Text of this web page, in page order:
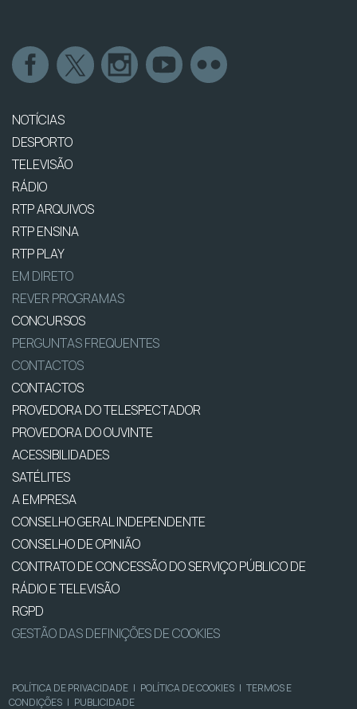
NOTÍCIAS
DESPORTO
TELEVISÃO
RÁDIO
RTP ARQUIVOS
RTP ENSINA
RTP PLAY
EM DIRETO
REVER PROGRAMAS
CONCURSOS
PERGUNTAS FREQUENTES
CONTACTOS
CONTACTOS
PROVEDORA DO TELESPECTADOR
PROVEDORA DO OUVINTE
ACESSIBILIDADES
SATÉLITES
A EMPRESA
CONSELHO GERAL INDEPENDENTE
CONSELHO DE OPINIÃO
CONTRATO DE CONCESSÃO DO SERVIÇO PÚBLICO DE
RÁDIO E TELEVISÃO
RGPD
GESTÃO DAS DEFINIÇÕES DE COOKIES
POLÍTICA DE PRIVACIDADE | POLÍTICA DE COOKIES | TERMOS E
CONDIÇÕES | PUBLICIDADE